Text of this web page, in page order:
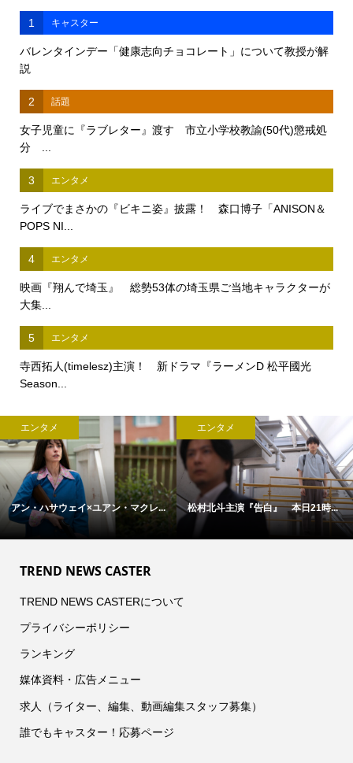
1 キャスター
バレンタインデー「健康志向チョコレート」について教授が解
説
2 話題
女子児童に『ラブレター』渡す 市立小学校教諭(50代)懲戒処
分 ...
3 エンタメ
ライブでまさかの『ビキニ姿』披露！ 森口博子「ANISON＆
POPS NI...
4 エンタメ
映画『翔んで埼玉』 総勢53体の埼玉県ご当地キャラクターが
大集...
5 エンタメ
寺西拓人(timelesz)主演！ 新ドラマ『ラーメンD 松平國光
Season...
エンタメ
アン・ハサウェイ×ユアン・マクレ...
エンタメ
松村北斗主演『告白』 本日21時...
TREND NEWS CASTER
TREND NEWS CASTERについて
プライバシーポリシー
ランキング
媒体資料・広告メニュー
求人（ライター、編集、動画編集スタッフ募集）
誰でもキャスター！応募ページ